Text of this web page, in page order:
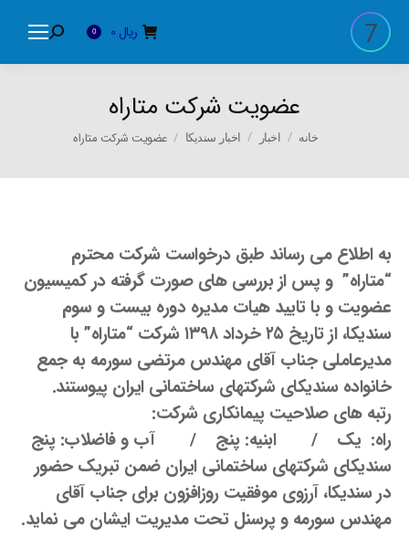
ریال 0
Search:
عضویت شرکت متاراه
You are here:
خانه اخبار اخبار سندیکا عضویت شرکت متاراه
به اطلاع می رساند طبق درخواست شرکت محترم
“متاراه” و پس از بررسی های صورت گرفته در کمیسیون
عضویت و با تایید هیات مدیره دوره بیست و سوم
سندیکا، از تاریخ ۲۵ خرداد ۱۳۹۸ شرکت “متاراه” با
مدیرعاملی جناب آقای مهندس مرتضی سورمه به جمع
خانواده سندیکای شرکتهای ساختمانی ایران پیوستند.
رتبه های صلاحیت پیمانکاری شرکت:
راه: یک / ابنیه: پنج / آب و فاضلاب: پنج
سندیکای شرکتهای ساختمانی ایران ضمن تبریک حضور
در سندیکا، آرزوی موفقیت روزافزون برای جناب آقای
مهندس سورمه و پرسنل تحت مدیریت ایشان می نماید.